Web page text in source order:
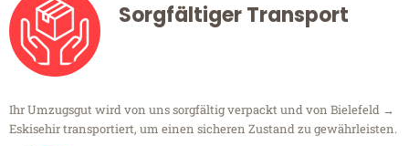
Sorgfältiger Transport
Ihr Umzugsgut wird von uns sorgfältig verpackt und von Bielefeld →
Eskisehir transportiert, um einen sicheren Zustand zu gewährleisten.